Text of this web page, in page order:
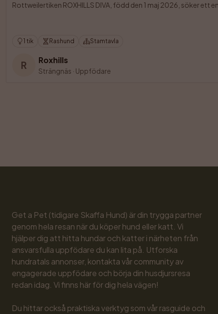
Rottweilertiken ROXHILLS DIVA, född den 1 maj 2026, söker ett
1 tik Rashund Stamtavla
R Roxhills
Strängnäs · Uppfödare
Get a Pet (tidigare Skaffa Hund) är din trygga partner
genom hela resan när du köper hund eller katt. Vi
hjälper dig att hitta hundar och katter i närheten från
ansvarsfulla uppfödare du kan lita på. Utforska
hundratals annonser, kontakta vår community av
engagerade uppfödare och börja din husdjursresa
redan idag. Vi finns här för dig hela vägen!
Du hittar också praktiska verktyg som vår rasguide och